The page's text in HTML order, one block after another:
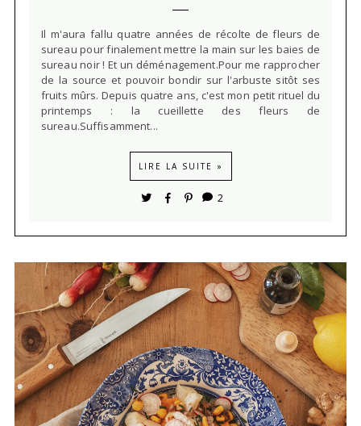
Il m'aura fallu quatre années de récolte de fleurs de
sureau pour finalement mettre la main sur les baies de
sureau noir ! Et un déménagement.Pour me rapprocher
de la source et pouvoir bondir sur l'arbuste sitôt ses
fruits mûrs. Depuis quatre ans, c'est mon petit rituel du
printemps : la cueillette des fleurs de
sureau.Suffisamment...
LIRE LA SUITE »
2